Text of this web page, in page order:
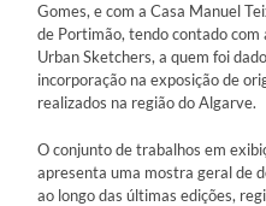
Gomes, e com a Casa Manuel
de Portimão, tendo contado com
Urban Sketchers, a quem foi
incorporação na exposição de
realizados na região do Algarve.
O conjunto de trabalhos em
apresenta uma mostra geral de
ao longo das últimas edições,